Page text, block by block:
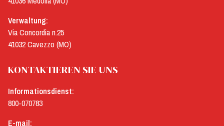
Verwaltung:
Via Concordia n.25
41032 Cavezzo (MO)
KONTAKTIEREN SIE UNS
Informationsdienst:
800-070783
E-mail: